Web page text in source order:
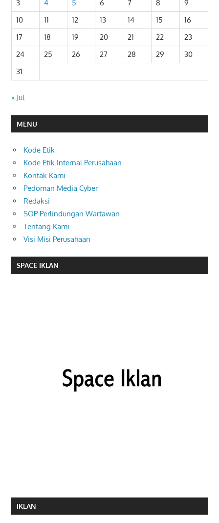
3
4 5 6 7 8
9
10
11 12 13 14 15
16
17
18 19 20 21 22
23
24
25 26 27 28 29
30
31
« Jul
MENU
Kode Etik
Kode Etik Internal Perusahaan
Kontak Kami
Pedoman Media Cyber
Redaksi
SOP Perlindungan Wartawan
Tentang Kami
Visi Misi Perusahaan
SPACE IKLAN
IKLAN